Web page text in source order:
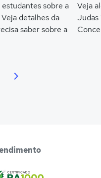
sobre a
detalhes da
saber sobre a
Veja
Judas